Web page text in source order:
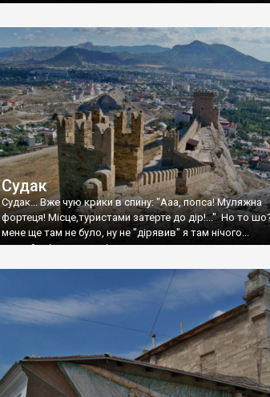
Судак
Судак... Вже чую крики в спину: "Ааа, попса! Муляжна
фортеця! Місце,туристами затерте до дір!..." Но то
мене ще там не було, ну не "дірявив" я там нічого...
принаймні до цього літа.